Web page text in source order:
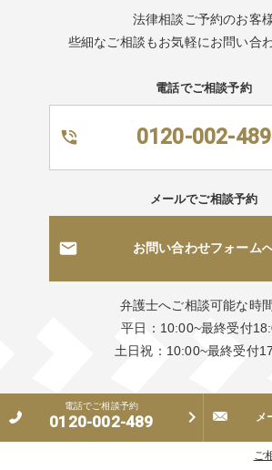
法律相談ご予約のお客
些細なご相談もお気軽にお問い合
電話でご相談予約
0120-002-489
メールでご相談予約
お問い合わせフォーム
弁護士へご相談可能な時
平日：10:00~最終受付
土日祝：10:00~最終受付
電話でご相談予約
0120-002-489 メ
ご